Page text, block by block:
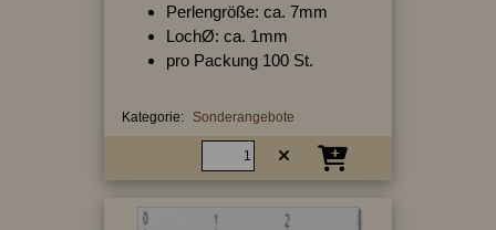
Perlengröße: ca. 7mm
LochØ: ca. 1mm
pro Packung 100 St.
Kategorie: Sonderangebote